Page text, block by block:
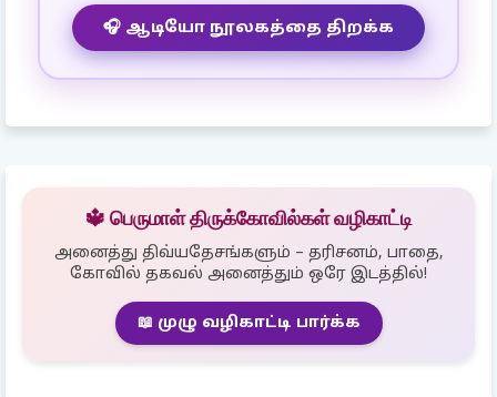
🎧 ஆடியோ நூலகத்தை திறக்க
🔱 பெருமாள் திருக்கோவில்கள் வழிகாட்டி
அனைத்து திவ்யதேசங்களும் – தரிசனம், பாதை,
கோவில் தகவல் அனைத்தும் ஒரே இடத்தில்!
📖 முழு வழிகாட்டி பார்க்க